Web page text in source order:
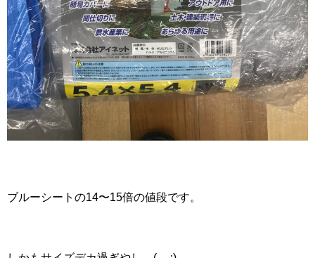
ブルーシートの14〜15倍の値段です。